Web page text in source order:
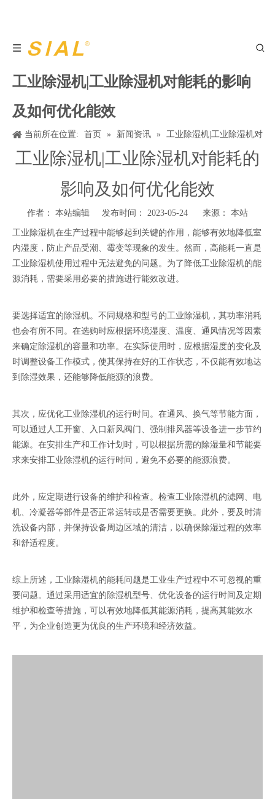
工业除湿机|工业除湿机对能耗的影响
及如何优化能效
当前所在位置: 首页 » 新闻资讯 »
工业除湿机|工业除湿机对
能耗的影响及如何优化能效
工业除湿机|工业除湿机对能耗的
影响及如何优化能效
作者： 本站编辑 发布时间： 2023-05-24 来源： 本站
工业除湿机在生产过程中能够起到关键的作用，能够有效地降低室
内湿度，防止产品受潮、霉变等现象的发生。然而，高能耗一直是
工业除湿机使用过程中无法避免的问题。为了降低工业除湿机的能
源消耗，需要采用必要的措施进行能效改进。
要选择适宜的除湿机。不同规格和型号的工业除湿机，其功率消耗
也会有所不同。在选购时应根据环境湿度、温度、通风情况等因素
来确定除湿机的容量和功率。在实际使用时，应根据湿度的变化及
时调整设备工作模式，使其保持在好的工作状态，不仅能有效地达
到除湿效果，还能够降低能源的浪费。
其次，应优化工业除湿机的运行时间。在通风、换气等节能方面，
可以通过人工开窗、入口新风阀门、强制排风器等设备进一步节约
能源。在安排生产和工作计划时，可以根据所需的除湿量和节能要
求来安排工业除湿机的运行时间，避免不必要的能源浪费。
此外，应定期进行设备的维护和检查。检查工业除湿机的滤网、电
机、冷凝器等部件是否正常运转或是否需要更换。此外，要及时清
洗设备内部，并保持设备周边区域的清洁，以确保除湿过程的效率
和舒适程度。
综上所述，工业除湿机的能耗问题是工业生产过程中不可忽视的重
要问题。通过采用适宜的除湿机型号、优化设备的运行时间及定期
维护和检查等措施，可以有效地降低其能源消耗，提高其能效水
平，为企业创造更为优良的生产环境和经济效益。